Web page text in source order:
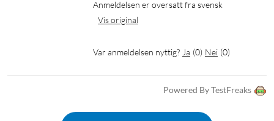
Anmeldelsen er oversatt fra svensk
Vis original
Var anmeldelsen nyttig? Ja (0) Nei (0)
Powered By TestFreaks